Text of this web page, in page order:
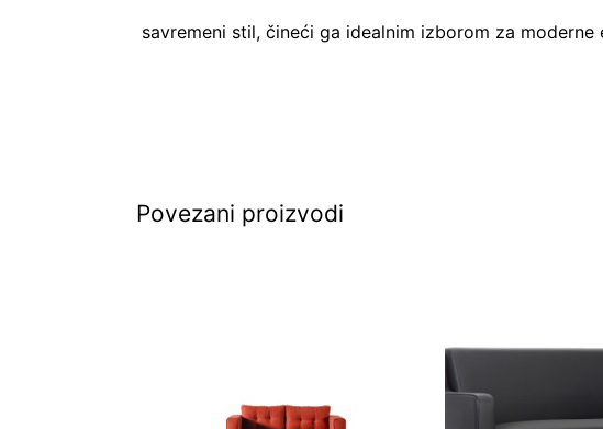
savremeni stil, čineći ga idealnim izborom za moderne
Povezani proizvodi